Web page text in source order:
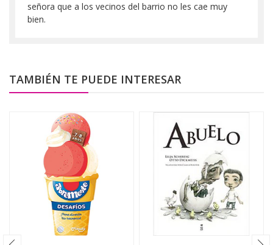
señora que a los vecinos del barrio no les cae muy
bien.
TAMBIÉN TE PUEDE INTERESAR